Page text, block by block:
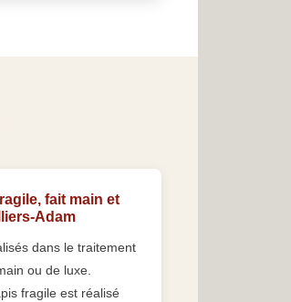
fait main et
Adam
dans le traitement
ou de luxe.
fragile est réalisé